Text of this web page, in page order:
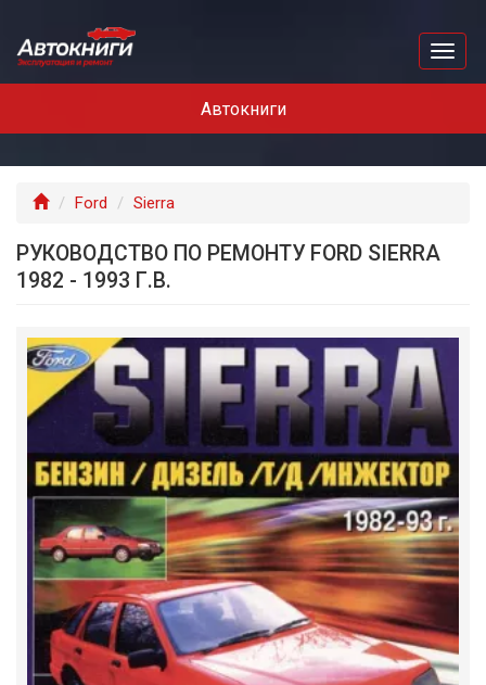
Автокниги
Главная
Ford Sierra
РУКОВОДСТВО ПО РЕМОНТУ FORD SIERRA
1982 - 1993 Г.В.